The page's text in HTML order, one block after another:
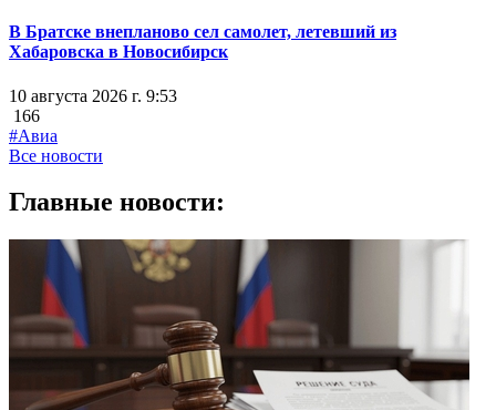
В Братске внепланово сел самолет, летевший из
Хабаровска в Новосибирск
10 августа 2026 г. 9:53
166
#Авиа
Все новости
Главные новости: